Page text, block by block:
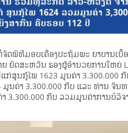
ພິທີມອບເຄື່ອງປະຖົມພະ ຍາບານເບື້
ຍົດສະຫວັນ ຮອງຜູ້ອໍານວຍການໃຫຍ່
ສູນກູ້ໄພ 1623 ມູນຄ່າ 3.300.000
ນຄ່າ 3.300.000 ກີບ ແລະ ທ່ານ ຈັນ
3.300.000 ກີບ ລວມມູນຄ່າການບໍລິ